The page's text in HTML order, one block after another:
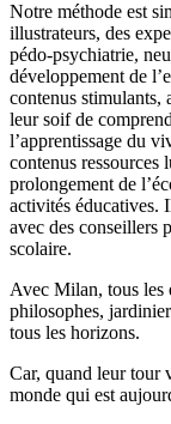
Notre méthode est
illustrateurs, des
pédo-psychiatrie,
développement de
contenus stimulants,
leur soif de
l’apprentissage du
contenus ressources
prolongement de
activités éducatives.
avec des conseillers
scolaire.
Avec Milan, tous les
philosophes,
tous les horizons.
Car, quand leur tour
monde qui est